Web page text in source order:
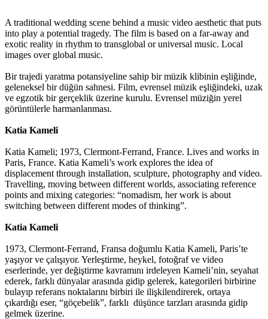
A traditional wedding scene behind a music video aesthetic that puts
into play a potential tragedy. The film is based on a far-away and
exotic reality in rhythm to transglobal or universal music. Local
images over global music.
Bir trajedi yaratma potansiyeline sahip bir müzik klibinin eşliğinde,
geleneksel bir düğün sahnesi. Film, evrensel müzik eşliğindeki, uzak
ve egzotik bir gerçeklik üzerine kurulu. Evrensel müziğin yerel
görüntülerle harmanlanması.
Katia Kameli
Katia Kameli; 1973, Clermont-Ferrand, France. Lives and works in
Paris, France. Katia Kameli’s work explores the idea of
displacement through installation, sculpture, photography and video.
Travelling, moving between different worlds, associating reference
points and mixing categories: “nomadism, her work is about
switching between different modes of thinking”.
Katia Kameli
1973, Clermont-Ferrand, Fransa doğumlu Katia Kameli, Paris’te
yaşıyor ve çalışıyor. Yerleştirme, heykel, fotoğraf ve video
eserlerinde, yer değiştirme kavramını irdeleyen Kameli’nin, seyahat
ederek, farklı dünyalar arasında gidip gelerek, kategorileri birbirine
bulayıp referans noktalarını birbiri ile ilişkilendirerek, ortaya
çıkardığı eser, “göçebelik”, farklı düşünce tarzları arasında gidip
gelmek üzerine.